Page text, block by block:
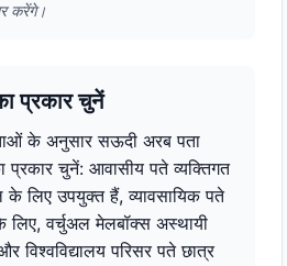
करेंगे।
प्रकार चुनें
के अनुसार सऊदी अरब पता
प्रकार चुनें: आवासीय पते व्यक्तिगत
के लिए उपयुक्त हैं, व्यावसायिक पते
लिए, वर्चुअल मेलबॉक्स अस्थायी
विश्वविद्यालय परिसर पते छात्र